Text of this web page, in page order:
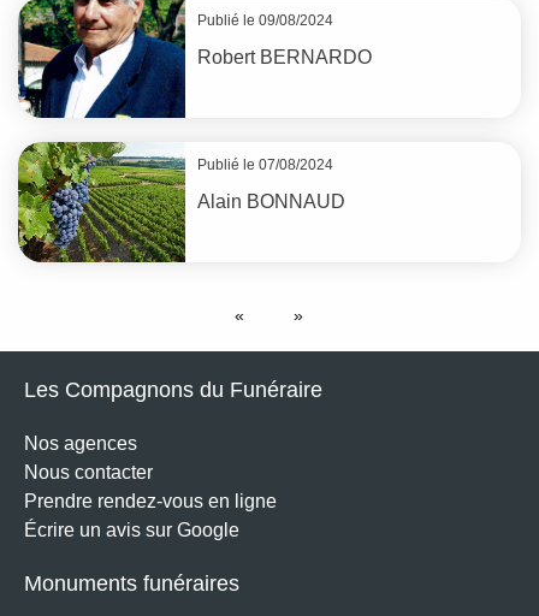
Publié le 09/08/2024
Robert BERNARDO
Publié le 07/08/2024
Alain BONNAUD
Les Compagnons du Funéraire
Nos agences
Nous contacter
Prendre rendez-vous en ligne
Écrire un avis sur Google
Monuments funéraires